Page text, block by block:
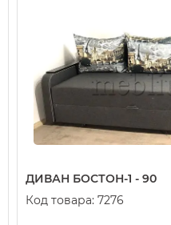
ДИВАН БОСТОН-1 - 90
Код товара: 7276